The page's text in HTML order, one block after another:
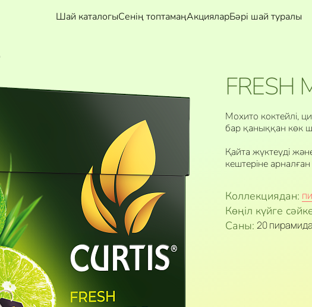
Шай каталогыСенің топтамаңАкцияларБәрі шай туралы
FRESH
Мохито коктейлі,
бар қаныққан көк
Қайта жүктеуді
кештеріне
Коллекциядан:
Көңіл күйге
Саны: 20
ВОЗМОЖНОСТЬ
КЕРІ БАЙЛАНЫС